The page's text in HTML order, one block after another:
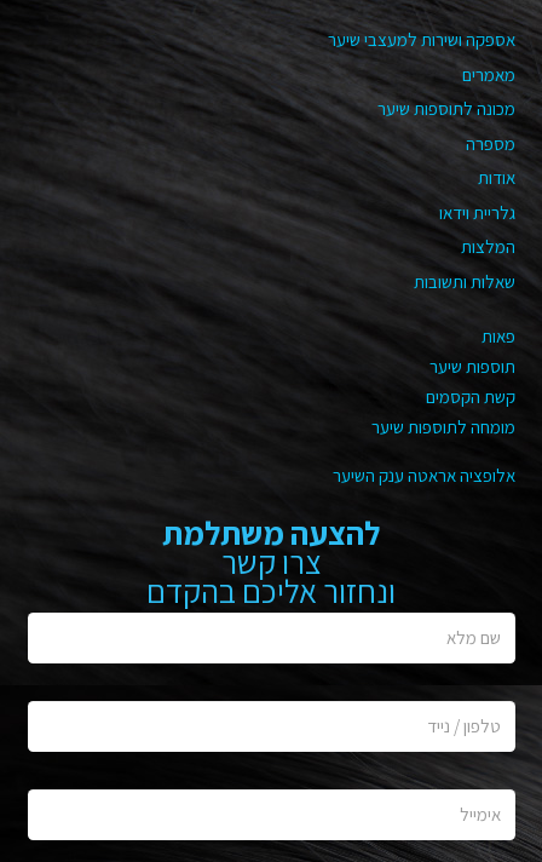
אספקה ושירות למעצבי שיער
מאמרים
מכונה לתוספות שיער
מספרה
אודות
גלריית וידאו
המלצות
שאלות ותשובות
פאות
תוספות שיער
קשת הקסמים
מומחה לתוספות שיער
אלופציה אראטה ענק השיער
להצעה משתלמת
צרו קשר
ונחזור אליכם בהקדם